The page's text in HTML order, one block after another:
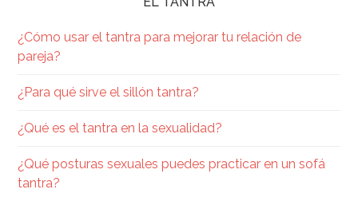
¿Cómo usar el tantra para mejorar tu relación de
pareja?
¿Para qué sirve el sillón tantra?
¿Qué es el tantra en la sexualidad​?
¿Qué posturas sexuales puedes practicar en un sofá
tantra?